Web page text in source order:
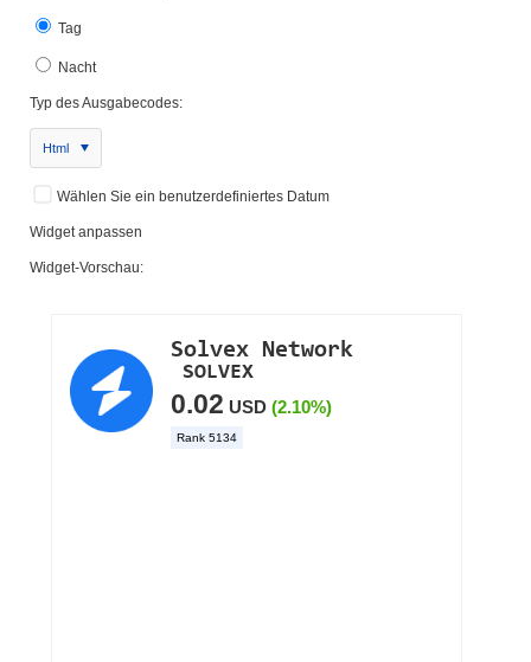
Tag
Nacht
Typ des Ausgabecodes:
Html
Wählen Sie ein benutzerdefiniertes Datum
Widget anpassen
Widget-Vorschau: